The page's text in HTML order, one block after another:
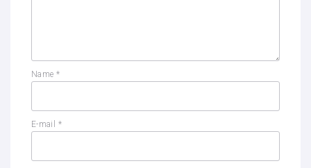
Name *
E-mail *